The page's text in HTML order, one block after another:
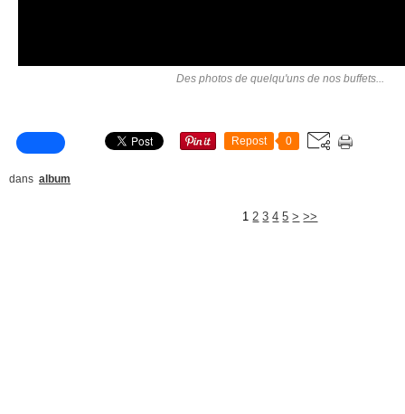
Des photos de quelqu'uns de nos buffets...
Repost 0
dans album
1 2 3 4 5 > >>